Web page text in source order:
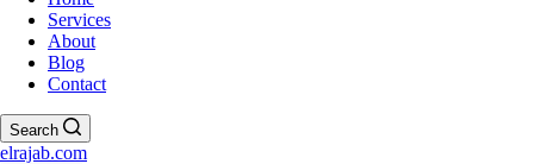
Services
About
Blog
Contact
Search
elrajab.com